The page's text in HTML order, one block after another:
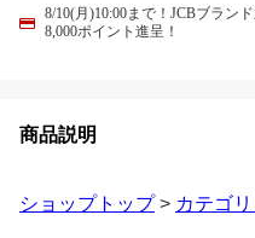
8/10(月)10:00まで！JCBブラン
8,000ポイント進呈！
商品説明
ショップトップ> カテゴ